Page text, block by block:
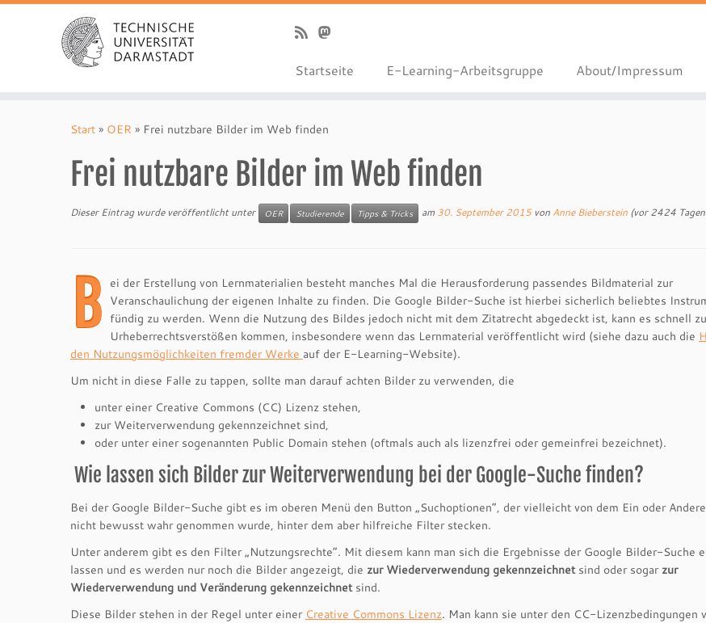
Startseite E-Learning-Arbeitsgruppe About/Impressum
Start » OER » Frei nutzbare Bilder im Web finden
Frei nutzbare Bilder im Web finden
Dieser Eintrag wurde veröffentlicht unter OER Studierende Tipps & Tricks am 30. September 2015 von Anne Bieberstein (vor 2424
B ei der Erstellung von Lernmaterialien besteht manches Mal die Herausforderung passendes Bildmaterial zur
Veranschaulichung der eigenen Inhalte zu finden. Die Google Bilder-Suche ist hierbei sicherlich beliebtes
fündig zu werden. Wenn die Nutzung des Bildes jedoch nicht mit dem Zitatrecht abgedeckt ist, kann es schnell zu
Urheberrechtsverstößen kommen, insbesondere wenn das Lernmaterial veröffentlicht wird (siehe dazu auch die
den Nutzungsmöglichkeiten fremder Werke auf der E-Learning-Website).
Um nicht in diese Falle zu tappen, sollte man darauf achten Bilder zu verwenden, die
unter einer Creative Commons (CC) Lizenz stehen,
zur Weiterverwendung gekennzeichnet sind,
oder unter einer sogenannten Public Domain stehen (oftmals auch als lizenzfrei oder gemeinfrei bezeichnet).
Wie lassen sich Bilder zur Weiterverwendung bei der Google-Suche finden?
Bei der Google Bilder-Suche gibt es im oberen Menü den Button „Suchoptionen“, der vielleicht von dem Ein oder
nicht bewusst wahr genommen wurde, hinter dem aber hilfreiche Filter stecken.
Unter anderem gibt es den Filter „Nutzungsrechte“. Mit diesem kann man sich die Ergebnisse der Google Bilder-Suche
lassen und es werden nur noch die Bilder angezeigt, die zur Wiederverwendung gekennzeichnetsind oder sogar zur
Wiederverwendung und Veränderung gekennzeichnetsind.
Diese Bilder stehen in der Regel unter einer Creative Commons Lizenz. Man kann sie unter den CC-Lizenzbedingungen